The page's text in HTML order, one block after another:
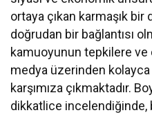
ortaya çıkan karmaşık bir
doğrudan bir bağlantısı
kamuoyunun tepkilere ve
medya üzerinden kolayca
karşımıza çıkmaktadır.
dikkatlice incelendiğinde,